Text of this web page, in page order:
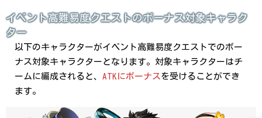
イベント高難易度クエストのボーナス対象キャラク
ター
以下のキャラクターがイベント高難易度クエストでのボー
ナス対象キャラクターとなります。対象キャラクターはチ
ームに編成されると、 ATKにボーナスを受けることができ
ます。